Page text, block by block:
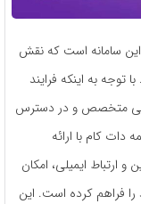
سامانه است که نقش
توجه به اینکه فرایند
متخصص و در دسترس
کام با ارائه
و ارتباط ایمیلی، امکان
فراهم کرده است. این